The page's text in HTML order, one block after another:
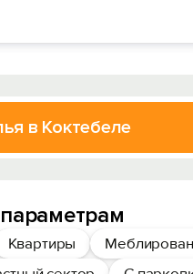
в Коктебеле
Квартиры